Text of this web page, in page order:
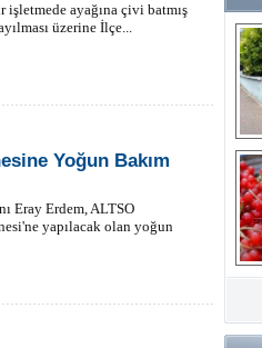
ayağına çivi batmış
üzerine İlçe...
Yoğun Bakım
Eray Erdem, ALTSO
yapılacak olan yoğun